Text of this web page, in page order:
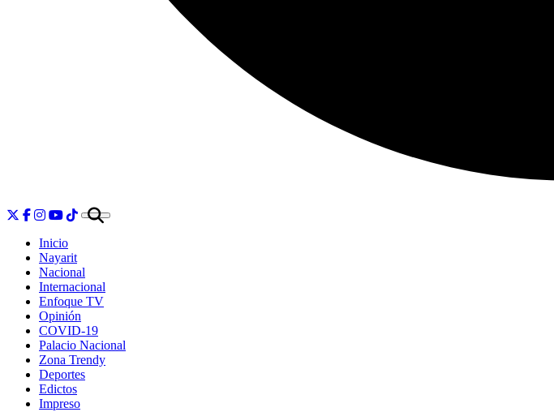
Inicio
Nayarit
Nacional
Internacional
Enfoque TV
Opinión
COVID-19
Palacio Nacional
Zona Trendy
Deportes
Edictos
Impreso